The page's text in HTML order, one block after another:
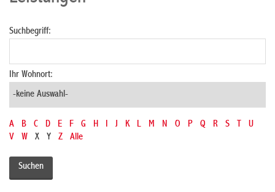
Suchbegriff:
Ihr Wohnort:
A B C D E F G H I J K L M N O P Q R S T
U
V
W X Y Z Alle